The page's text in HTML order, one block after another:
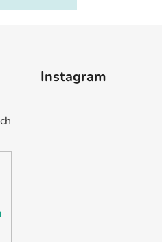
Instagram